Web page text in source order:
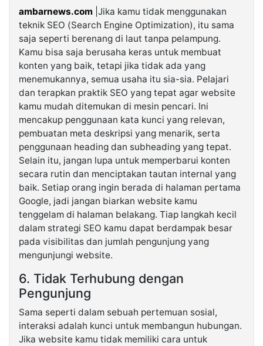
ambarnews.com |Jika kamu tidak menggunakan
teknik SEO (Search Engine Optimization), itu sama
saja seperti berenang di laut tanpa pelampung.
Kamu bisa saja berusaha keras untuk membuat
konten yang baik, tetapi jika tidak ada yang
menemukannya, semua usaha itu sia-sia. Pelajari
dan terapkan praktik SEO yang tepat agar website
kamu mudah ditemukan di mesin pencari. Ini
mencakup penggunaan kata kunci yang relevan,
pembuatan meta deskripsi yang menarik, serta
penggunaan heading dan subheading yang tepat.
Selain itu, jangan lupa untuk memperbarui konten
secara rutin dan menciptakan tautan internal yang
baik. Setiap orang ingin berada di halaman pertama
Google, jadi jangan biarkan website kamu
tenggelam di halaman belakang. Tiap langkah kecil
dalam strategi SEO kamu dapat berdampak besar
pada visibilitas dan jumlah pengunjung yang
mengunjungi website.
6. Tidak Terhubung dengan
Pengunjung
Sama seperti dalam sebuah pertemuan sosial,
interaksi adalah kunci untuk membangun hubungan.
Jika website kamu tidak memiliki cara untuk